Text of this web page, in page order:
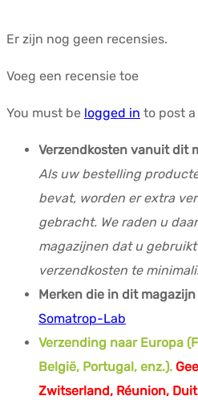
Er zijn nog geen recensies.
Voeg een recensie toe
You must be logged in to post a
Verzendkosten vanuit dit
Als uw bestelling
bevat, worden er extra
gebracht. We raden u
magazijnen dat u
verzendkosten te
Merken die in dit
Somatrop-Lab
Verzending naar Europa
België, Portugal, enz.).
Zwitserland, Réunion,